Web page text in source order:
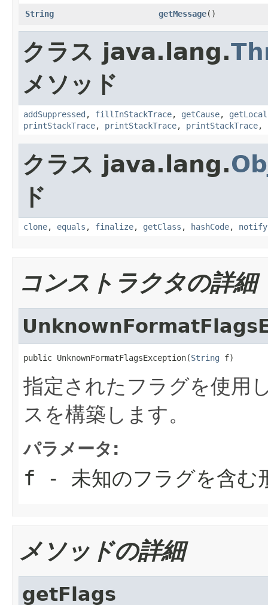
String getMessage()
クラス java.lang.
メソッド
addSuppressed , fillInStackTrace, getCause,
printStackTrace, printStackTrace, printStackTrace,
クラス java.lang.
ド
clone, equals , finalize, getClass , hashCode, notify
コンストラクタの詳細
public UnknownFormatFlagsException(String f)
指定されたフラグを使用
スを構築します。
パラメータ:
f - 未知のフラグを含む
メソッドの詳細
getFlags